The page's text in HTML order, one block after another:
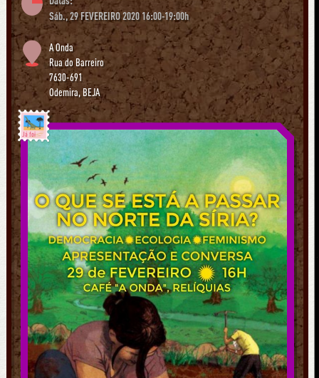
Sáb., 29 FEVEREIRO 2020 16:00-19:00h
A Onda
Rua do Barreiro
7630-691
Odemira, BEJA
Já foi